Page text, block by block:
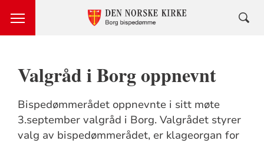
Valgråd i Borg oppnevnt
Bispedømmerådet oppnevnte i sitt møte
3.september valgråd i Borg. Valgrådet styrer
valg av bispedømmerådet, er klageorgan for